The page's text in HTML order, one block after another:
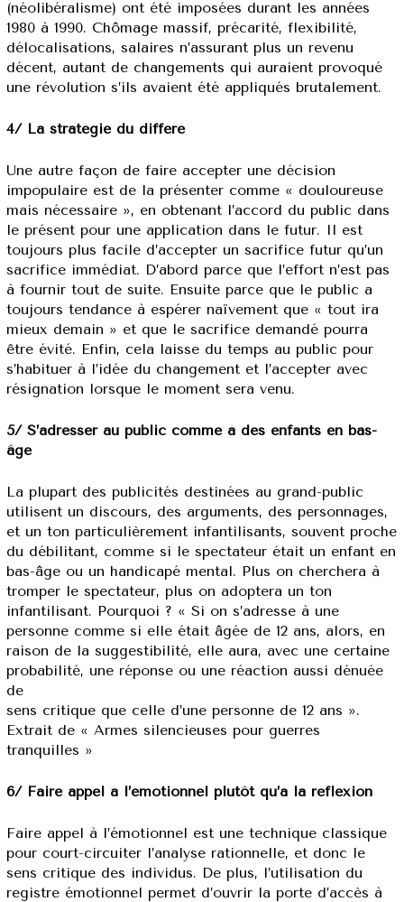
(néolibéralisme) ont été imposées durant les années
1980 à 1990. Chômage massif, précarité, flexibilité,
délocalisations, salaires n’assurant plus un revenu
décent, autant de changements qui auraient provoqué
une révolution s’ils avaient été appliqués brutalement.
4/ La stratégie du différé
Une autre façon de faire accepter une décision
impopulaire est de la présenter comme « douloureuse
mais nécessaire », en obtenant l’accord du public dans
le présent pour une application dans le futur. Il est
toujours plus facile d’accepter un sacrifice futur qu’un
sacrifice immédiat. D’abord parce que l’effort n’est pas
à fournir tout de suite. Ensuite parce que le public a
toujours tendance à espérer naïvement que « tout ira
mieux demain » et que le sacrifice demandé pourra
être évité. Enfin, cela laisse du temps au public pour
s’habituer à l’idée du changement et l’accepter avec
résignation lorsque le moment sera venu.
5/ S’adresser au public comme à des enfants en bas-
âge
La plupart des publicités destinées au grand-public
utilisent un discours, des arguments, des personnages,
et un ton particulièrement infantilisants, souvent proche
du débilitant, comme si le spectateur était un enfant en
bas-âge ou un handicapé mental. Plus on cherchera à
tromper le spectateur, plus on adoptera un ton
infantilisant. Pourquoi ? « Si on s’adresse à une
personne comme si elle était âgée de 12 ans, alors, en
raison de la suggestibilité, elle aura, avec une certaine
probabilité, une réponse ou une réaction aussi dénuée
de
sens critique que celle d’une personne de 12 ans ».
Extrait de « Armes silencieuses pour guerres
tranquilles »
6/ Faire appel à l’émotionnel plutôt qu’à la réflexion
Faire appel à l’émotionnel est une technique classique
pour court-circuiter l’analyse rationnelle, et donc le
sens critique des individus. De plus, l’utilisation du
registre émotionnel permet d’ouvrir la porte d’accès à